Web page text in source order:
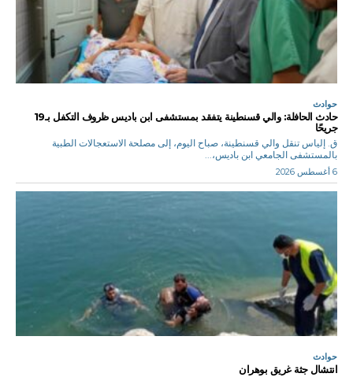
حوادث
حادث الحافلة: والي قسنطينة يتفقد بمستشفى ابن باديس ظروف التكفل بـ19
جريحًا
ق. إلياس تنقل والي قسنطينة، صباح اليوم، إلى مصلحة الاستعجالات الطبية
بالمستشفى الجامعي ابن باديس،...
6 أغسطس 2026
حوادث
انتشال جثة غريق بوهران